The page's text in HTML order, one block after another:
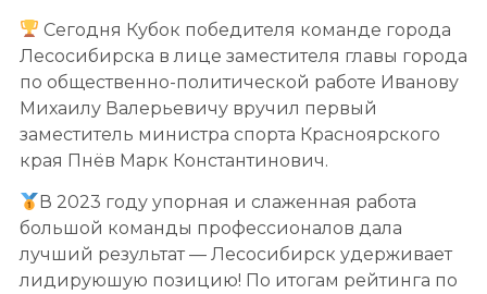
Сегодня Кубок победителя команде города
Лесосибирска в лице заместителя главы города
по общественно-политической работе Иванову
Михаилу Валерьевичу вручил первый
заместитель министра спорта Красноярского
края Пнëв Марк Константинович.
В 2023 году упорная и слаженная работа
большой команды профессионалов дала
лучший результат — Лесосибирск удерживает
лидируюшую позицию! По итогам рейтинга по